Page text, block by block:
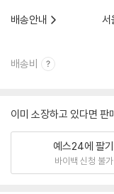
배송안내
서
배송비
이미 소장하고 있다면 판
예스24에 팔기
바이백 신청 불가